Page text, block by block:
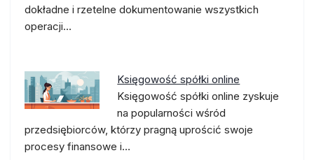
dokładne i rzetelne dokumentowanie wszystkich
operacji…
Księgowość spółki online
Księgowość spółki online zyskuje
na popularności wśród
przedsiębiorców, którzy pragną uprościć swoje
procesy finansowe i…